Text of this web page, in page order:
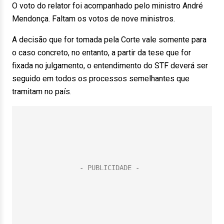
O voto do relator foi acompanhado pelo ministro André
Mendonça. Faltam os votos de nove ministros.
A decisão que for tomada pela Corte vale somente para
o caso concreto, no entanto, a partir da tese que for
fixada no julgamento, o entendimento do STF deverá ser
seguido em todos os processos semelhantes que
tramitam no país.